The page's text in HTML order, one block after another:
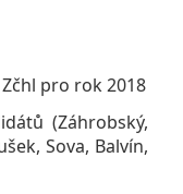
pro rok 2018
(Záhrobský,
Sova, Balvín,